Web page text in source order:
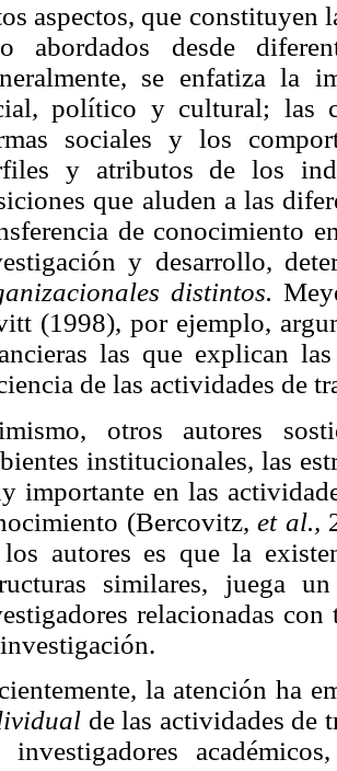
aspectos, que constituyen
abordados desde
se enfatiza la
político y cultural; las
sociales y los
y atributos de los
que aluden a las
de conocimiento
y desarrollo,
distintos.
(1998), por ejemplo,
las que explican
de las actividades de
otros autores
institucionales, las
importante en las
(Bercovitz, et al.,
autores es que la
similares, juega
relacionadas
la atención ha
de las actividades de
investigadores